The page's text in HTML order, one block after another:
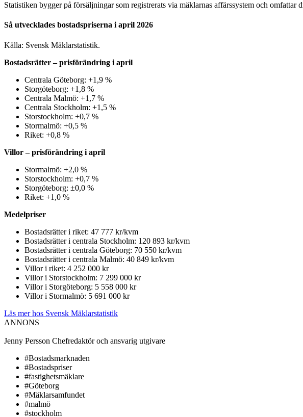
Statistiken bygger på försäljningar som registrerats via mäklarnas affärssystem och
Så utvecklades bostadspriserna i april 2026
Källa: Svensk Mäklarstatistik.
Bostadsrätter – prisförändring i april
Centrala Göteborg: +1,9 %
Storgöteborg: +1,8 %
Centrala Malmö: +1,7 %
Centrala Stockholm: +1,5 %
Storstockholm: +0,7 %
Stormalmö: +0,5 %
Riket: +0,8 %
Villor – prisförändring i april
Stormalmö: +2,0 %
Storstockholm: +0,7 %
Storgöteborg: ±0,0 %
Riket: +1,0 %
Medelpriser
Bostadsrätter i riket: 47 777 kr/kvm
Bostadsrätter i centrala Stockholm: 120 893 kr/kvm
Bostadsrätter i centrala Göteborg: 70 550 kr/kvm
Bostadsrätter i centrala Malmö: 40 849 kr/kvm
Villor i riket: 4 252 000 kr
Villor i Storstockholm: 7 299 000 kr
Villor i Storgöteborg: 5 558 000 kr
Villor i Stormalmö: 5 691 000 kr
Läs mer hos Svensk Mäklarstatistik
ANNONS
Jenny Persson Chefredaktör och ansvarig utgivare
#Bostadsmarknaden
#Bostadspriser
#fastighetsmäklare
#Göteborg
#Mäklarsamfundet
#malmö
#stockholm